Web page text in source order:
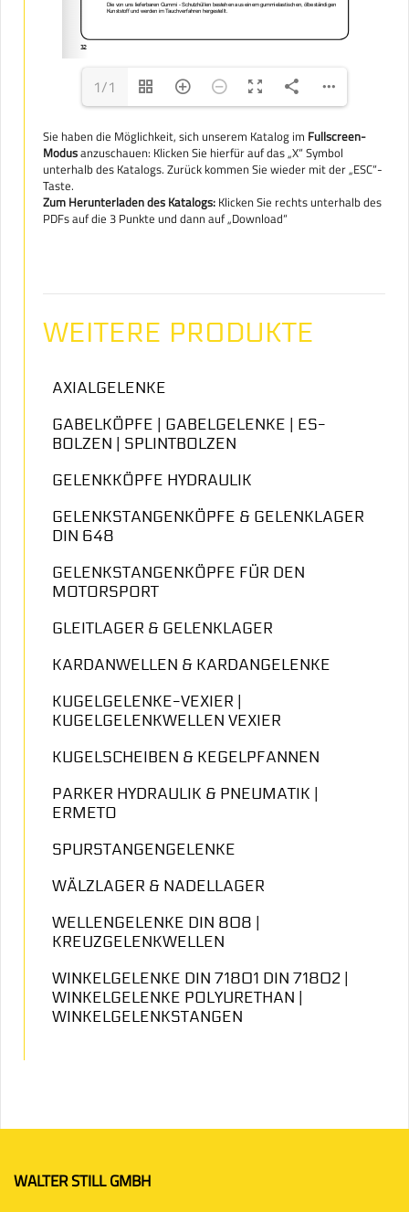
1/1
Sie haben die Möglichkeit, sich unserem Katalog im Fullscreen-
Modusanzuschauen: Klicken Sie hierfür auf das „X“ Symbol
unterhalb des Katalogs. Zurück kommen Sie wieder mit der „ESC“-
Taste.
Zum Herunterladen des Katalogs: Klicken Sie rechts unterhalb des
PDFs auf die 3 Punkte und dann auf „Download“
WEITERE PRODUKTE
AXIALGELENKE
GABELKÖPFE | GABELGELENKE | ES-
BOLZEN | SPLINTBOLZEN
GELENKKÖPFE HYDRAULIK
GELENKSTANGENKÖPFE & GELENKLAGER
DIN 648
GELENKSTANGENKÖPFE FÜR DEN
MOTORSPORT
GLEITLAGER & GELENKLAGER
KARDANWELLEN & KARDANGELENKE
KUGELGELENKE-VEXIER |
KUGELGELENKWELLEN VEXIER
KUGELSCHEIBEN & KEGELPFANNEN
PARKER HYDRAULIK & PNEUMATIK |
ERMETO
SPURSTANGENGELENKE
WÄLZLAGER & NADELLAGER
WELLENGELENKE DIN 808 |
KREUZGELENKWELLEN
WINKELGELENKE DIN 71801 DIN 71802 |
WINKELGELENKE POLYURETHAN |
WINKELGELENKSTANGEN
WALTER STILL GMBH